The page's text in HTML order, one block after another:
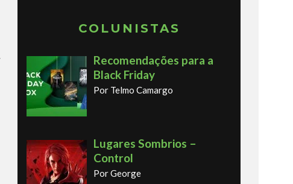
COLUNISTAS
Recomendações para a
Black Friday
Por Telmo Camargo
Lugares Sombrios –
Control
Por George